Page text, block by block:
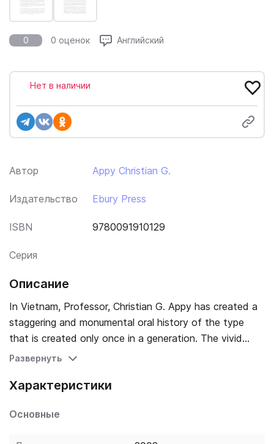
0 0 оценок Английский
Автор Appy Christian G.
Издательство Ebury Press
ISBN 9780091910129
Серия
Нет в наличии
Описание
In Vietnam, Professor, Christian G. Appy has created a
staggering and monumental oral history of the type
that is created only once in a generation. The vivid
accounts of 135 men and women span the entire
the 1940s to the chaotic fall of Saigon in 1975. The
reflective, often raw and emotional, allows us to see
Развернуть
Характеристики
Основные